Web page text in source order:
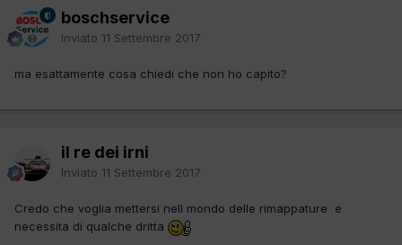
boschservice
Inviato 11 Settembre 2017
ma esattamente cosa chiedi che non ho capito?
il re dei irni
Inviato 11 Settembre 2017
Credo che voglia mettersi nell mondo delle rimappature e
necessita di qualche dritta